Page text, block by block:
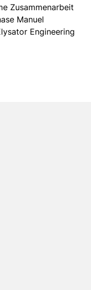
Zusammenarbeit
Manuel
Engineering